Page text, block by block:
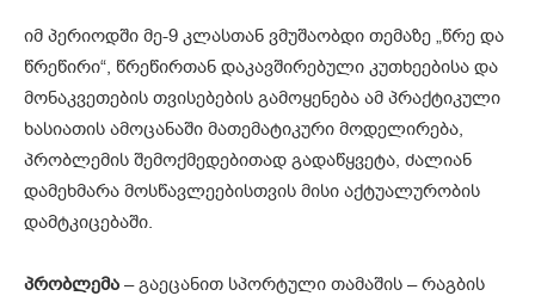
იმ პერიოდში მე-9 კლასთან ვმუშაობდი თემაზე „წრე და
წრეწირი“, წრეწირთან დაკავშირებული კუთხეებისა და
მონაკვეთების თვისებების გამოყენება ამ პრაქტიკული
ხასიათის ამოცანაში მათემატიკური მოდელირება,
პრობლემის შემოქმედებითად გადაწყვეტა, ძალიან
დამეხმარა მოსწავლეებისთვის მისი აქტუალურობის
დამტკიცებაში.
პრობლემა – გაეცანით სპორტული თამაშის – რაგბის